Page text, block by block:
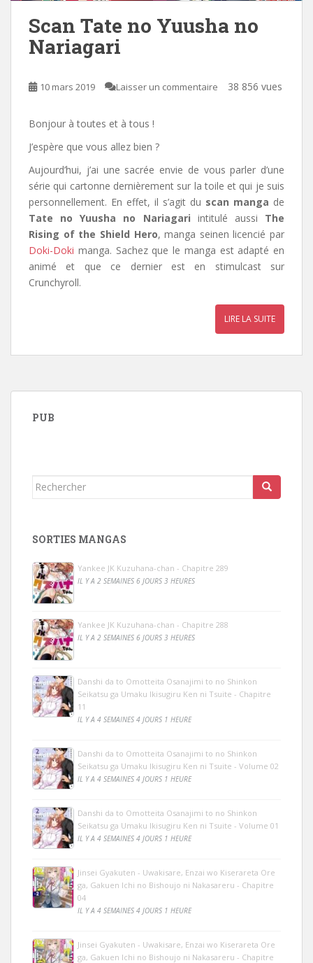
Scan Tate no Yuusha no
Nariagari
10 mars 2019 Laisser un commentaire 38 856 vues
Bonjour à toutes et à tous !
J’espère que vous allez bien ?
Aujourd’hui, j’ai une sacrée envie de vous parler d’une
série qui cartonne dernièrement sur la toile et qui je suis
personnellement. En effet, il s’agit du scan manga de
Tate no Yuusha no Nariagari intitulé aussi The
Rising of the Shield Hero, manga seinen licencié par
Doki-Doki manga. Sachez que le manga est adapté en
animé et que ce dernier est en stimulcast sur
Crunchyroll.
LIRE LA SUITE
PUB
Rechercher...
SORTIES MANGAS
Yankee JK Kuzuhana-chan - Chapitre 289
IL Y A 2 SEMAINES 6 JOURS 3 HEURES
Yankee JK Kuzuhana-chan - Chapitre 288
IL Y A 2 SEMAINES 6 JOURS 3 HEURES
Danshi da to Omotteita Osanajimi to no Shinkon
Seikatsu ga Umaku Ikisugiru Ken ni Tsuite - Chapitre
11
IL Y A 4 SEMAINES 4 JOURS 1 HEURE
Danshi da to Omotteita Osanajimi to no Shinkon
Seikatsu ga Umaku Ikisugiru Ken ni Tsuite - Volume 02
IL Y A 4 SEMAINES 4 JOURS 1 HEURE
Danshi da to Omotteita Osanajimi to no Shinkon
Seikatsu ga Umaku Ikisugiru Ken ni Tsuite - Volume 01
IL Y A 4 SEMAINES 4 JOURS 1 HEURE
Jinsei Gyakuten - Uwakisare, Enzai wo Kiserareta Ore
ga, Gakuen Ichi no Bishoujo ni Nakasareru - Chapitre
04
IL Y A 4 SEMAINES 4 JOURS 1 HEURE
Jinsei Gyakuten - Uwakisare, Enzai wo Kiserareta Ore
ga, Gakuen Ichi no Bishoujo ni Nakasareru - Chapitre